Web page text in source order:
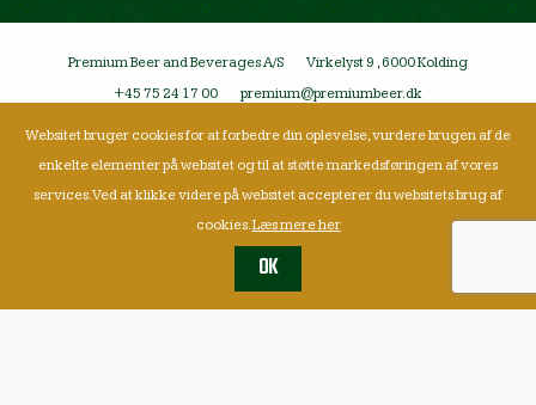
Premium Beer and Beverages A/S
Virkelyst 9 , 6000 Kolding
+45 75 24 17 00
premium@premiumbeer.dk
Websitet bruger cookies for at forbedre din oplevelse, vurdere brugen af de
enkelte elementer på websitet og til at støtte markedsføringen af vores
services. Ved at klikke videre på websitet accepterer du websitets brug af
cookies.Læs mere her
OK